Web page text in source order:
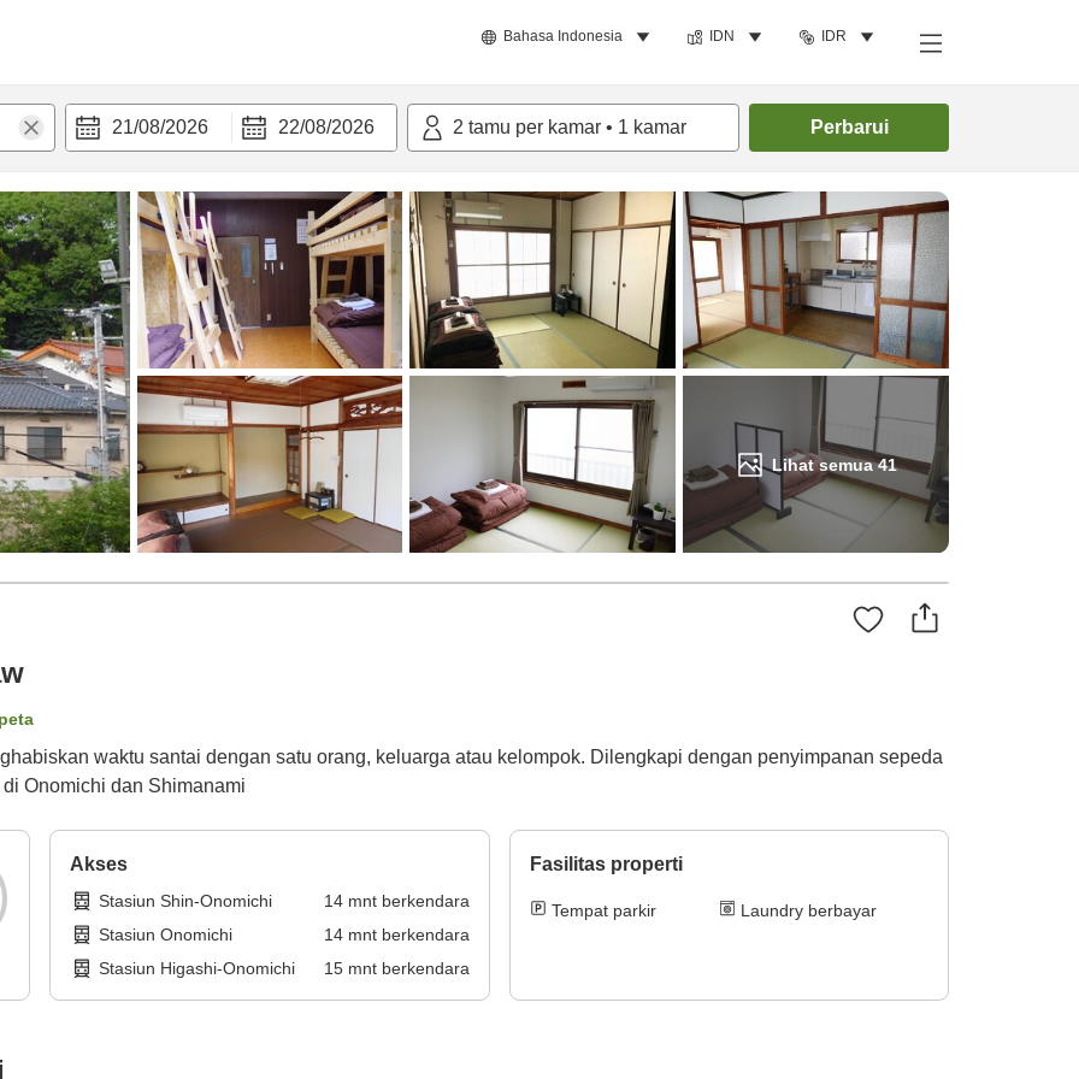
Bahasa Indonesia IDN IDR
21/08/2026 22/08/2026 2 tamu per kamar • 1 kamar Perbarui
Lihat semua41
Cari kamar
waktu santai dengan satu orang, keluarga atau kelompok. Dilengkapi dengan penyimpanan sepeda
Onomichi dan Shimanami
Akses
Stasiun Shin-Onomichi 14mnt berkendara
Stasiun Onomichi
14mnt berkendara
Stasiun Higashi-Onomichi
15mnt berkendara
Fasilitas properti
Tempat parkir Laundry berbayar